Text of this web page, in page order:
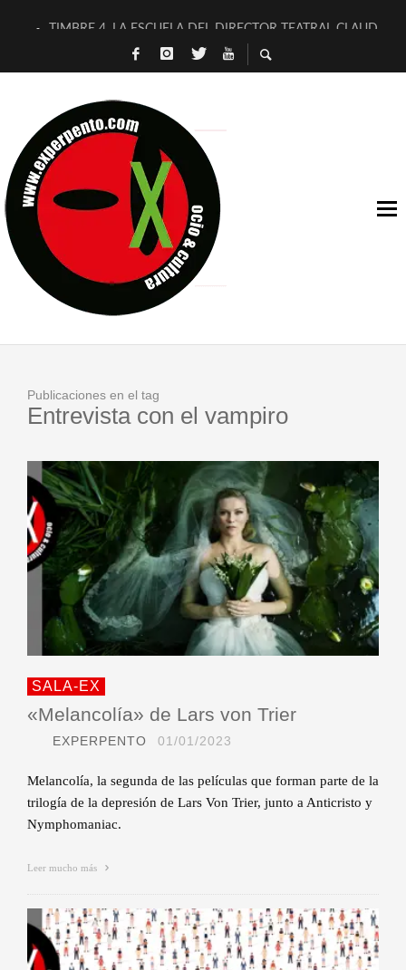
TIMBRE 4, LA ESCUELA DEL DIRECTOR TEATRAL CLAUDIO
30 AÑOS (NO ES NADA) DE LA KATARSIS DEL TOMATAZO
D’BALDOMEROS REINVENTAN [BITÁCORA 3.0] EN EXVITA
MARSHALL FLASH PRESENTA EN EXVITA [RELATIVA
JOFRE BARDAGÍ EN EXVITA INTERPRETANDO A SERRAT
YORCH PRESENTA [CURSO DE ARMONÍA PERSECUTORIA]
MAGALÍ SARE NOS EXPLICA [DESCASADA]
«NO TENGO PUTOS SUEÑOS»
Publicaciones en el tag
Entrevista con el vampiro
SALA-EX
«Melancolía» de Lars von Trier
EXPERPENTO 01/01/2023
Melancolía, la segunda de las películas que forman parte de la
trilogía de la depresión de Lars Von Trier, junto a Anticristo y
Nymphomaniac.
Leer mucho más